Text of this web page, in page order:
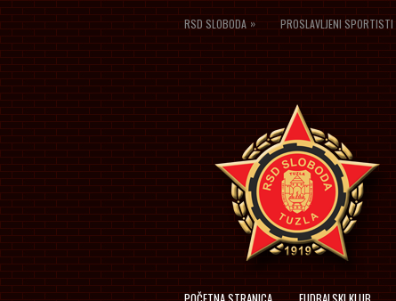
RSD SLOBODA » PROSLAVLJENI SPORTISTI